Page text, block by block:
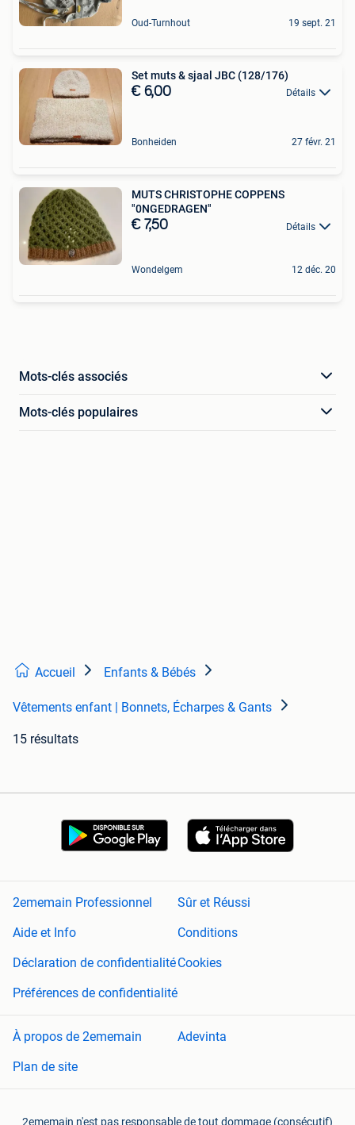
Oud-Turnhout 19 sept. 21
Set muts & sjaal JBC (128/176)
€ 6,00 Détails
Bonheiden 27 févr. 21
MUTS CHRISTOPHE COPPENS
"0NGEDRAGEN"
€ 7,50 Détails
Wondelgem 12 déc. 20
Mots-clés associés
Mots-clés populaires
Accueil Enfants & Bébés
Vêtements enfant | Bonnets, Écharpes & Gants
15 résultats
2ememain Professionnel
Sûr et Réussi
Aide et Info
Conditions
Déclaration de confidentialitéCookies
Préférences de confidentialité
À propos de 2ememain
Adevinta
Plan de site
2ememain n'est pas responsable de tout dommage (consécutif)